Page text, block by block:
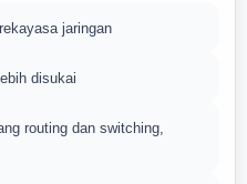
jaringan
disukai
routing dan switching,